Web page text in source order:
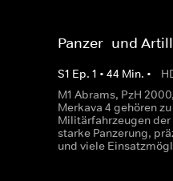
Panzer- und
S1 Ep. 1 • 44 Min. •
M1 Abrams, PzH
Merkava 4 gehören
Militärfahrzeugen
starke Panzerung,
und viele